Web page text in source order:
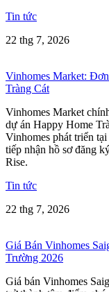
Tin tức
22 thg 7, 2026
Vinhomes Market:
Tràng Cát
Vinhomes Market
dự án Happy Home
Vinhomes phát triển
tiếp nhận hồ sơ đăng
Rise.
Tin tức
22 thg 7, 2026
Giá Bán Vinhomes
Trường 2026
Giá bán Vinhomes